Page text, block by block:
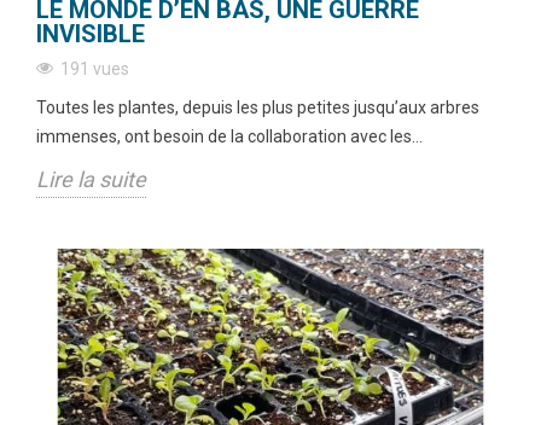
LE MONDE D’EN BAS, UNE GUERRE
INVISIBLE
191 vues
Toutes les plantes, depuis les plus petites jusqu’aux arbres
immenses, ont besoin de la collaboration avec les...
Lire la suite